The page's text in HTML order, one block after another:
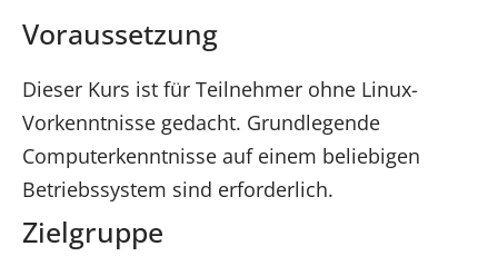
Voraussetzung
Dieser Kurs ist für Teilnehmer ohne Linux-
Vorkenntnisse gedacht. Grundlegende
Computerkenntnisse auf einem beliebigen
Betriebssystem sind erforderlich.
Zielgruppe